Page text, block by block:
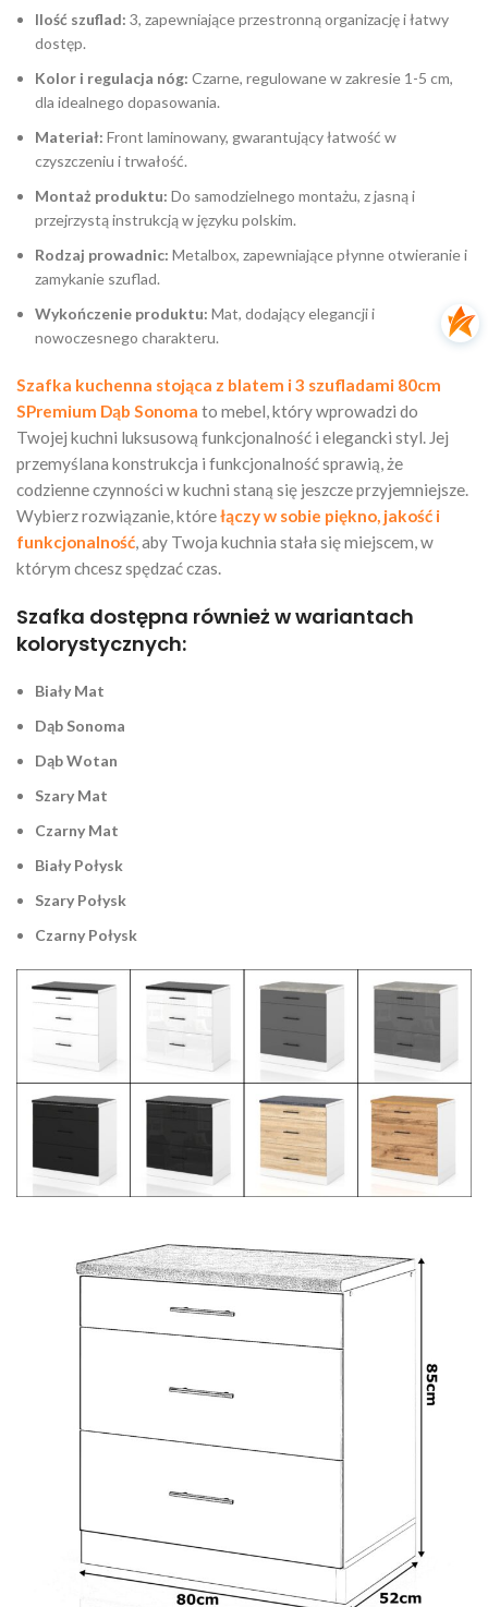
Ilość szuflad: 3, zapewniające przestronną organizację i łatwy
dostęp.
Kolor i regulacja nóg: Czarne, regulowane w zakresie 1-5 cm,
dla idealnego dopasowania.
Materiał: Front laminowany, gwarantujący łatwość w
czyszczeniu i trwałość.
Montaż produktu: Do samodzielnego montażu, z jasną i
przejrzystą instrukcją w języku polskim.
Rodzaj prowadnic: Metalbox, zapewniające płynne otwieranie i
zamykanie szuflad.
Wykończenie produktu: Mat, dodający elegancji i
nowoczesnego charakteru.
Szafka kuchenna stojąca z blatem i 3 szufladami 80cm
SPremium Dąb Sonoma to mebel, który wprowadzi do
Twojej kuchni luksusową funkcjonalność i elegancki styl. Jej
przemyślana konstrukcja i funkcjonalność sprawią, że
codzienne czynności w kuchni staną się jeszcze przyjemniejsze.
Wybierz rozwiązanie, którełączy w sobie piękno, jakość i
funkcjonalność , aby Twoja kuchnia stała się miejscem, w
którym chcesz spędzać czas.
Szafka dostępna również w wariantach
kolorystycznych:
Biały Mat
Dąb Sonoma
Dąb Wotan
Szary Mat
Czarny Mat
Biały Połysk
Szary Połysk
Czarny Połysk